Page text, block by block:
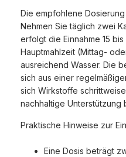
Die empfohlene
Nehmen Sie täglich zwei
erfolgt die Einnahme 15
Hauptmahlzeit (Mittag-
ausreichend Wasser. Die
sich aus einer
sich Wirkstoffe
nachhaltige Unterstützung
Praktische Hinweise zur
Eine Dosis beträgt